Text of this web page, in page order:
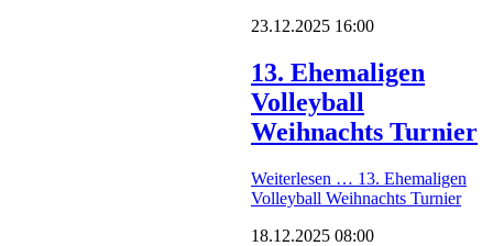
23.12.2025 16:00
13. Ehemaligen
Volleyball
Weihnachts Turnier
Weiterlesen … 13. Ehemaligen
Volleyball Weihnachts Turnier
18.12.2025 08:00